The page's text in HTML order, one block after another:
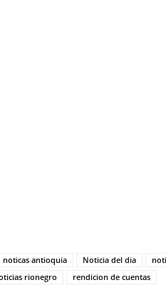
noticas antioquia Noticia del dia
rionegro rendicion de cuentas